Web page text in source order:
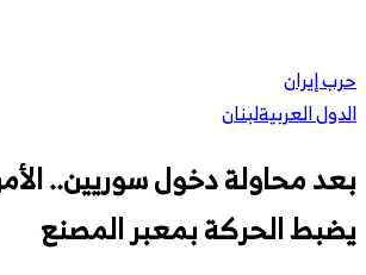
حرب إيران
الدول العربيةلبنان
بعد محاولة دخول سوريين..
يضبط الحركة بمعبر المصنع